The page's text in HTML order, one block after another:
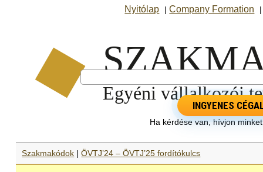
Nyitólap |Company Formation
INGYENES
Ha kérdése van, hívjon
Szakmakódok |ÖVTJ’24 – ÖVTJ’25 fordítókulcs